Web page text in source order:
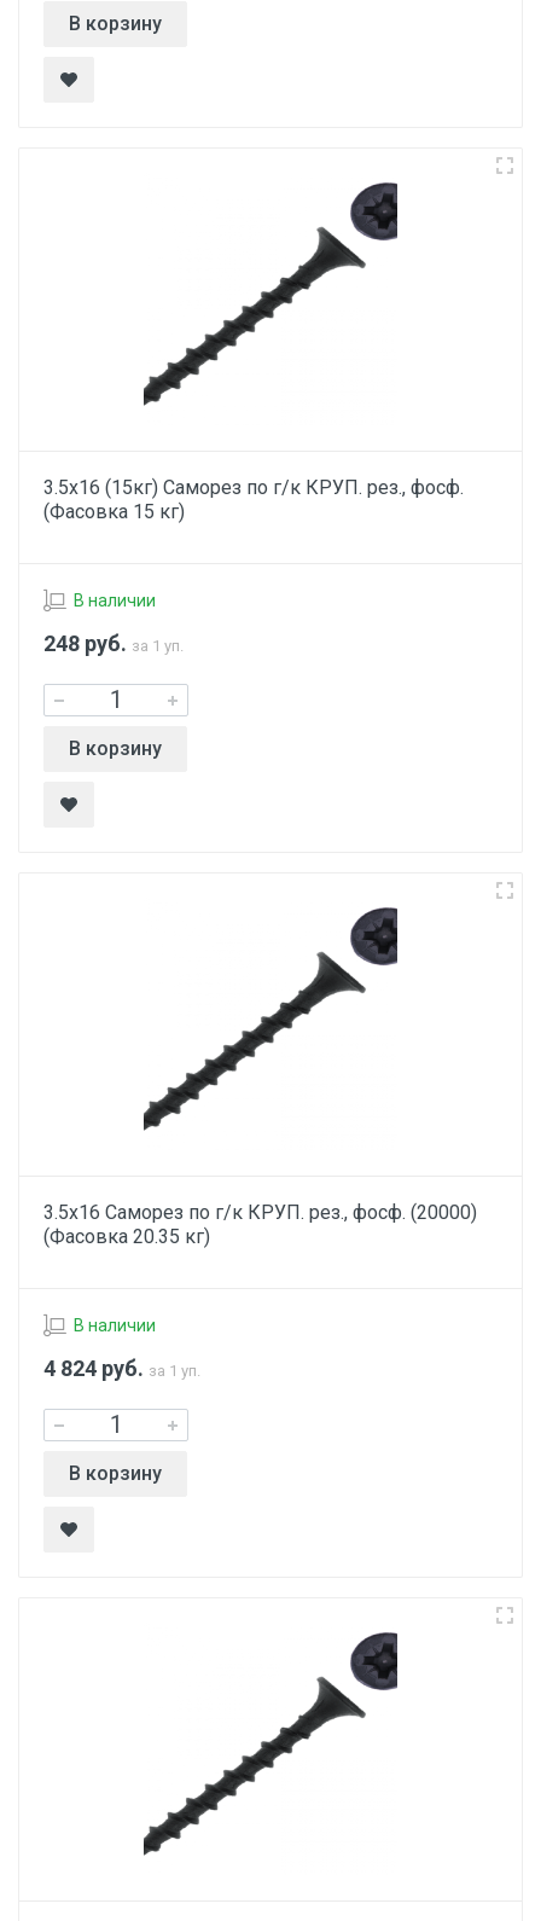
В корзину
3.5х16 (15кг) Саморез по г/к КРУП. рез., фосф.
(Фасовка 15 кг)
В наличии
248 руб. за 1 уп.
В корзину
3.5х16 Саморез по г/к КРУП. рез., фосф. (20000)
(Фасовка 20.35 кг)
В наличии
4 824 руб. за 1 уп.
В корзину